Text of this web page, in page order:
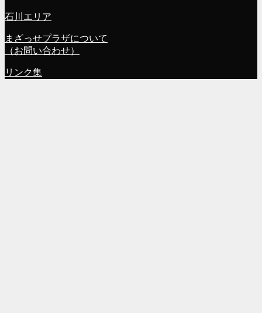
石川エリア
まざっせプラザについて
（お問い合わせ）
リンク集